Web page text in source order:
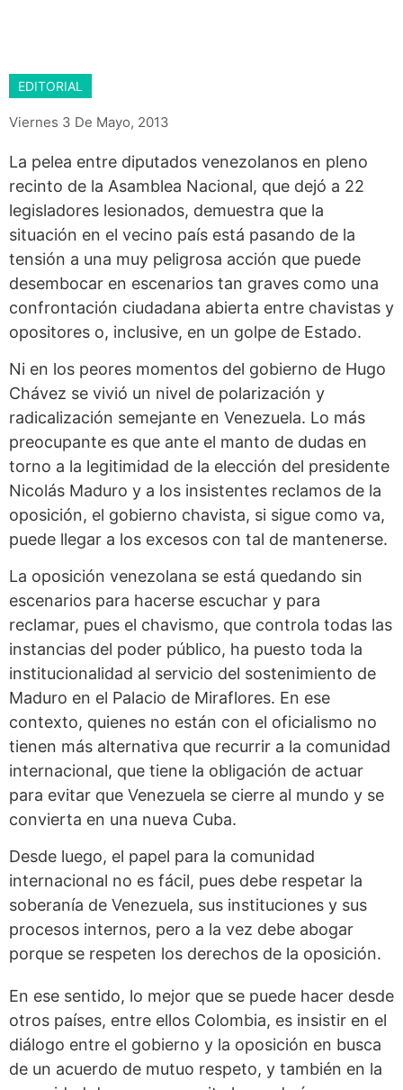
EDITORIAL
Viernes 3 De Mayo, 2013
La pelea entre diputados venezolanos en pleno
recinto de la Asamblea Nacional, que dejó a 22
legisladores lesionados, demuestra que la
situación en el vecino país está pasando de la
tensión a una muy peligrosa acción que puede
desembocar en escenarios tan graves como una
confrontación ciudadana abierta entre chavistas y
opositores o, inclusive, en un golpe de Estado.
Ni en los peores momentos del gobierno de Hugo
Chávez se vivió un nivel de polarización y
radicalización semejante en Venezuela. Lo más
preocupante es que ante el manto de dudas en
torno a la legitimidad de la elección del presidente
Nicolás Maduro y a los insistentes reclamos de la
oposición, el gobierno chavista, si sigue como va,
puede llegar a los excesos con tal de mantenerse.
La oposición venezolana se está quedando sin
escenarios para hacerse escuchar y para
reclamar, pues el chavismo, que controla todas las
instancias del poder público, ha puesto toda la
institucionalidad al servicio del sostenimiento de
Maduro en el Palacio de Miraflores. En ese
contexto, quienes no están con el oficialismo no
tienen más alternativa que recurrir a la comunidad
internacional, que tiene la obligación de actuar
para evitar que Venezuela se cierre al mundo y se
convierta en una nueva Cuba.
Desde luego, el papel para la comunidad
internacional no es fácil, pues debe respetar la
soberanía de Venezuela, sus instituciones y sus
procesos internos, pero a la vez debe abogar
porque se respeten los derechos de la oposición.
En ese sentido, lo mejor que se puede hacer desde
otros países, entre ellos Colombia, es insistir en el
diálogo entre el gobierno y la oposición en busca
de un acuerdo de mutuo respeto, y también en la